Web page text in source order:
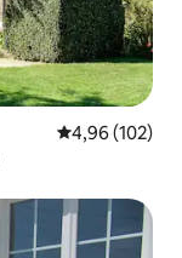
Průměrné
4,96 (102)